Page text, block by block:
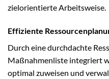
zielorientierte Arbeitsweise.
Effiziente
Durch eine durchdachte
Maßnahmenliste integriert
optimal zuweisen und